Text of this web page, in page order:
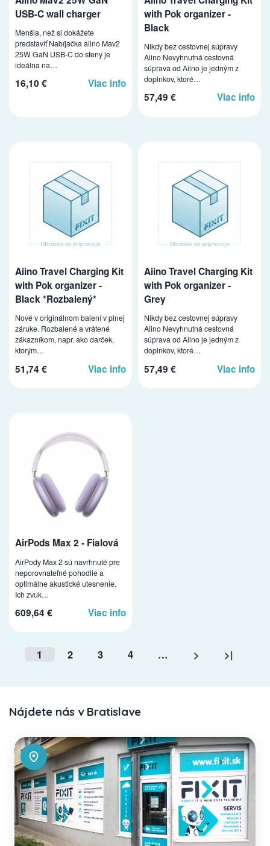
USB-C wall charger
Menšia, než si dokážete
predstaviť Nabíjačka aiino Mav2
25W GaN USB-C do steny je
ideálna na…
16,10 € Viac info
with Pok organizer -
Black
Nikdy bez cestovnej súpravy
Aiino Nevyhnutná cestovná
súprava od Aiino je jedným z
doplnkov, ktoré…
57,49 € Viac info
Aiino Travel Charging Kit
with Pok organizer -
Black *Rozbalený*
Nové v originálnom balení v plnej
záruke. Rozbalené a vrátené
zákazníkom, napr. ako darček,
ktorým…
51,74 € Viac info
Aiino Travel Charging Kit
with Pok organizer -
Grey
Nikdy bez cestovnej súpravy
Aiino Nevyhnutná cestovná
súprava od Aiino je jedným z
doplnkov, ktoré…
57,49 € Viac info
AirPods Max 2 - Fialová
AirPody Max 2 sú navrhnuté pre
neporovnateľné pohodlie a
optimálne akustické utesnenie.
Ich zvuk…
609,64 € Viac info
1 2 3 4 … > >|
Nájdete nás v Bratislave